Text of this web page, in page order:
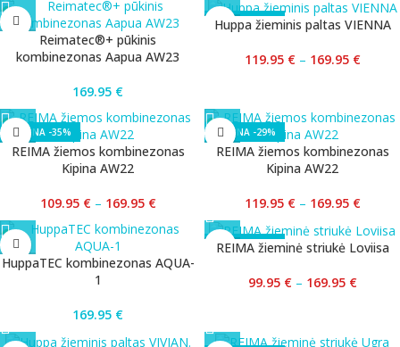
Reimatec®+ pūkinis
kombinezonas Aapua AW23
169.95 €
-29%
Huppa žieminis paltas VIENNA
119.95 € – 169.95 €
-35%
REIMA žiemos kombinezonas
Kipina AW22
109.95 € – 169.95 €
-29%
REIMA žiemos kombinezonas
Kipina AW22
119.95 € – 169.95 €
HuppaTEC kombinezonas AQUA-
1
169.95 €
-41%
REIMA žieminė striukė Loviisa
99.95 € – 169.95 €